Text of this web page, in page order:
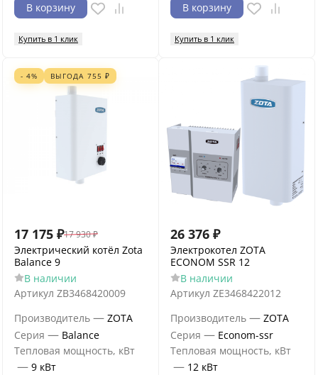
В корзину
Купить в 1 клик
В корзину
Купить в 1 клик
- 4% ВЫГОДА 755 ₽
17 175 ₽17 930 ₽
Электрический котёл Zota
Balance 9
В наличии
Артикул ZB3468420009
Производитель — ZOTA
Серия — Balance
Тепловая мощность, кВт
— 9 кВт
26 376 ₽
Электрокотел ZOTA
ECONOM SSR 12
В наличии
Артикул ZE3468422012
Производитель — ZOTA
Серия — Econom-ssr
Тепловая мощность, кВт
— 12 кВт